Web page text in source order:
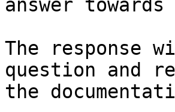
answer
The response
question and
the